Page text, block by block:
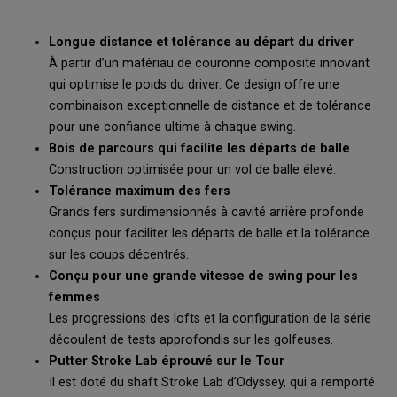
Longue distance et tolérance au départ du driver
À partir d’un matériau de couronne composite innovant
qui optimise le poids du driver. Ce design offre une
combinaison exceptionnelle de distance et de tolérance
pour une confiance ultime à chaque swing.
Bois de parcours qui facilite les départs de balle
Construction optimisée pour un vol de balle élevé.
Tolérance maximum des fers
Grands fers surdimensionnés à cavité arrière profonde
conçus pour faciliter les départs de balle et la tolérance
sur les coups décentrés.
Conçu pour une grande vitesse de swing pour les
femmes
Les progressions des lofts et la configuration de la série
découlent de tests approfondis sur les golfeuses.
Putter Stroke Lab éprouvé sur le Tour
Il est doté du shaft Stroke Lab d’Odyssey, qui a remporté